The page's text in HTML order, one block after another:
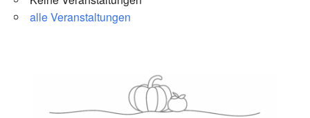
alle Veranstaltungen